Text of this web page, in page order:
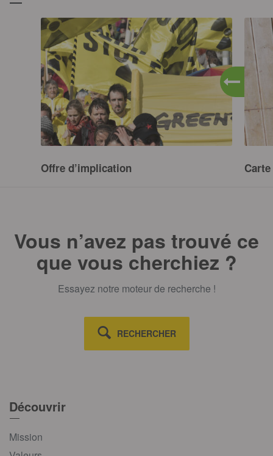
Offre d’implication
Vous n’avez pas trouvé ce
que vous cherchiez ?
Essayez notre moteur de recherche !
RECHERCHER
Découvrir
Mission